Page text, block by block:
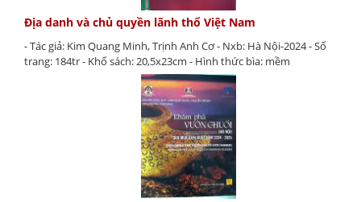
Địa danh và chủ quyền lãnh thổ Việt Nam
- Tác giả: Kim Quang Minh, Trịnh Anh Cơ - Nxb: Hà Nội-2024 - Số
trang: 184tr - Khổ sách: 20,5x23cm - Hình thức bìa: mềm